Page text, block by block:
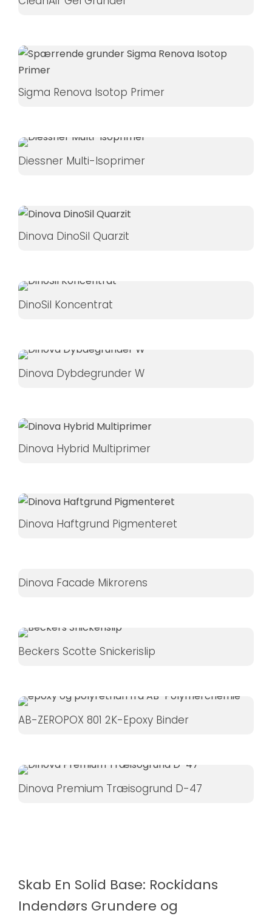
Sigma Renova Isotop Primer
Diessner Multi-Isoprimer
Dinova DinoSil Quarzit
DinoSil Koncentrat
Dinova Dybdegrunder W
Dinova Hybrid Multiprimer
Dinova Haftgrund Pigmenteret
Dinova Facade Mikrorens
Beckers Scotte Snickerislip
AB-ZEROPOX 801 2K-Epoxy Binder
Dinova Premium Træisogrund D-47
Skab En Solid Base: Rockidans
Indendørs Grundere og